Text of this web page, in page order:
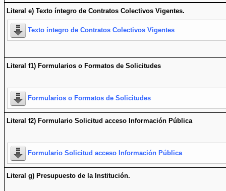
Literal e) Texto íntegro de Contratos Colectivos Vigentes.
Texto íntegro de Contratos Colectivos Vigentes
Literal f1) Formularios o Formatos de Solicitudes
Formularios o Formatos de Solicitudes
Literal f2) Formulario Solicitud acceso Información Pública
Formulario Solicitud acceso Información Pública
Literal g) Presupuesto de la Institución.